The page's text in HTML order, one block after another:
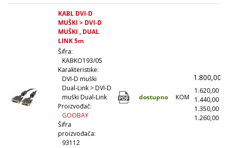
KABL DVI-D
MUŠKI > DVI-D
MUŠKI , DUAL
LINK 5m
Šifra:
KABKO193/05
Karakteristike:
DVI-D muški
Dual-Link > DVI-D
muški Dual-Link
Proizvođač:
GOOBAY
Šifra
proizvođača:
93112
dostupno KOM
1.800,00
1.620,00
1.440,00
1.350,00
1.260,00